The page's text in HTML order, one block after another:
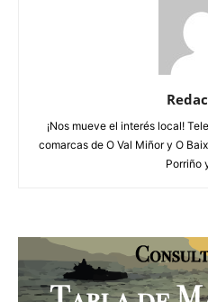
¡Nos mueve el interés local!
comarcas de O Val Miñor y O
Porriño